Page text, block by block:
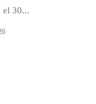
el 30...